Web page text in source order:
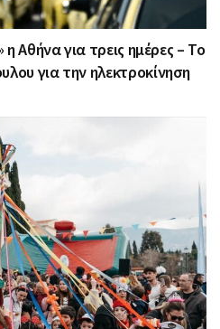
Αθήνα για τρεις ημέρες – Το
για την ηλεκτροκίνηση